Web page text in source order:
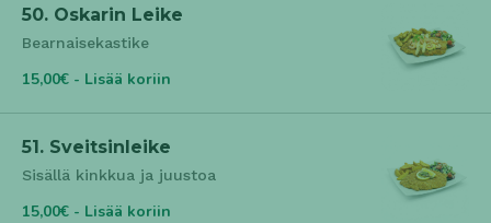
50. Oskarin Leike
Bearnaisekastike
15,00€ - Lisää koriin
51. Sveitsinleike
Sisällä kinkkua ja juustoa
15,00€ - Lisää koriin